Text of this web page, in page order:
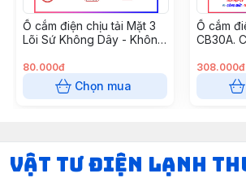
Ổ cắm điện chịu tải Mặt 3
Lõi Sứ Không Dây - Không
80.000đ
Chọn mua
Ổ cắm
CB30A.
308.000đ
VẬT TƯ ĐIỆN LẠNH